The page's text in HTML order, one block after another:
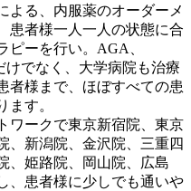
よる、内服薬のオーダーメ
患者様一人一人の状態に合
ピーを行い。AGA、
でなく、大学病院も治療
者様まで、ほぼすべての患
ます。
ワークで東京新宿院、東京
、新潟院、金沢院、三重四
、姫路院、岡山院、広島
、患者様に少しでも通いや